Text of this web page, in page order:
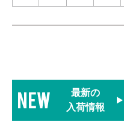
最新の
入荷情報